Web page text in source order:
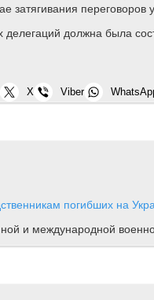
должна была
X Viber
погибших на
и международной